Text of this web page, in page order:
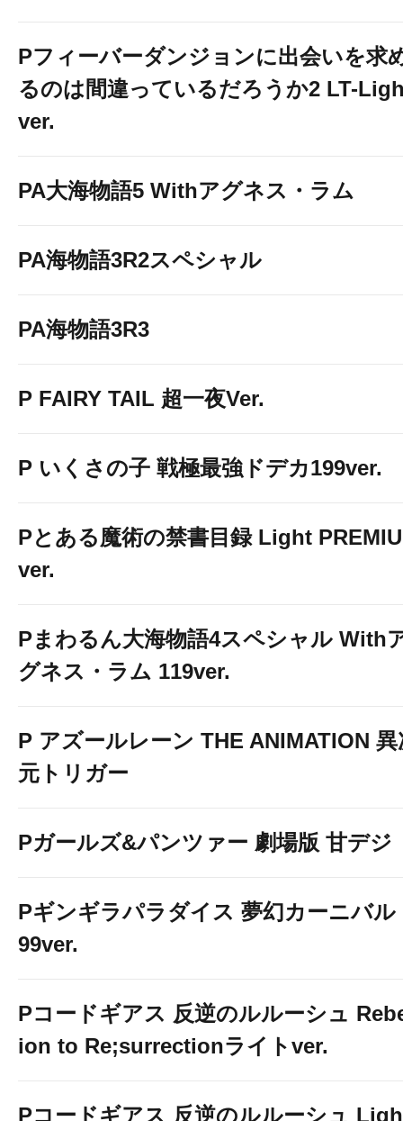
Pフィーバーダンジョンに出会いを求
るのは間違っているだろうか2 LT-
ver.
PA大海物語5 Withアグネス・ラム
PA海物語3R2スペシャル
PA海物語3R3
P FAIRY TAIL 超一夜Ver.
P いくさの子 戦極最強ドデカ199ver.
Pとある魔術の禁書目録 Light
ver.
Pまわるん大海物語4スペシャル With
グネス・ラム 119ver.
P アズールレーン THE ANIMATION 異
元トリガー
Pガールズ&パンツァー 劇場版 甘デジ
Pギンギラパラダイス 夢幻カーニバル
99ver.
Pコードギアス 反逆のルルーシュ
ion to Re;surrectionライトver.
Pコードギアス 反逆のルルーシュ